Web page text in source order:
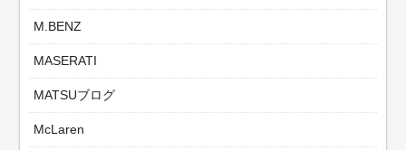
M.BENZ
MASERATI
MATSUブログ
McLaren